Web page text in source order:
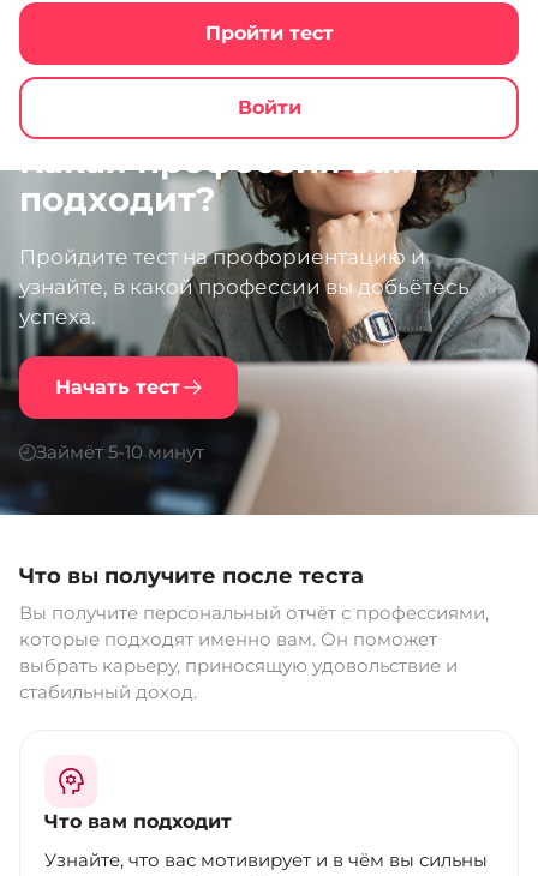
Пройти тест
Войти
Какая профессия вам
подходит?
Пройдите тест на профориентацию и
узнайте, в какой профессии вы добьётесь
успеха.
Начать тест
Займёт 5-10 минут
Что вы получите после теста
Вы получите персональный отчёт с профессиями,
которые подходят именно вам. Он поможет
выбрать карьеру, приносящую удовольствие и
стабильный доход.
Что вам подходит
Узнайте, что вас мотивирует и в чём вы сильны